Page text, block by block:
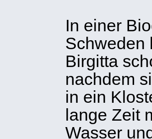
In einer
Schweden
Birgitta
nachdem
in ein
lange Zeit
Wasser